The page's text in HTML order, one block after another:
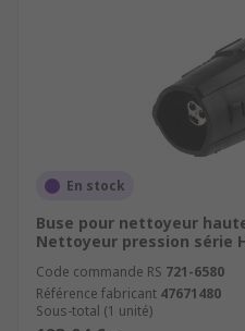
En stock
Buse pour nettoyeur
Nettoyeur pression série
Code commande RS 721-6580
Référence fabricant 47671480
Sous-total (1 unité)